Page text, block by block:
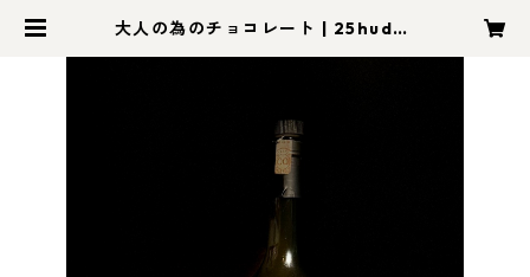
大人の為のチョコレート | 25hudso